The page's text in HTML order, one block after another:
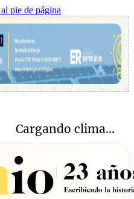
pie de página
Cargando clima...